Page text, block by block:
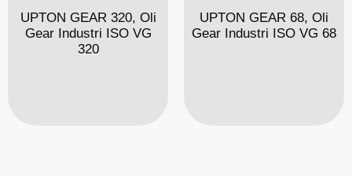
UPTON GEAR 320, Oli
Gear Industri ISO VG
320
UPTON GEAR 68, Oli
Gear Industri ISO VG 68